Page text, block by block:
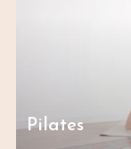
Pilates